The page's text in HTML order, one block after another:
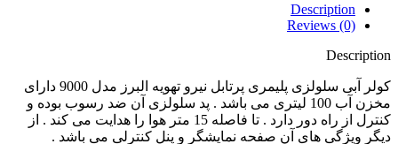
Description
Reviews (0)
Description
کولر آبی سلولزی پلیمری پرتابل نیرو تهویه البرز مدل 9000 دارای
مخزن آب 100 لیتری می باشد . پد سلولزی آن ضد رسوب بوده و
کنترل از راه دور دارد . تا فاصله 15 متر هوا را هدایت می کند . از
دیگر ویژگی های آن صفحه نمایشگر و پنل کنترلی می باشد .